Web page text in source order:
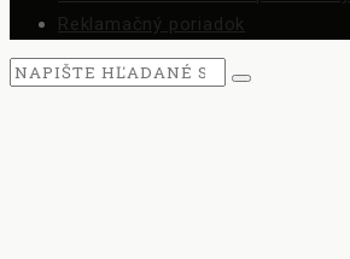
Reklamačný poriadok